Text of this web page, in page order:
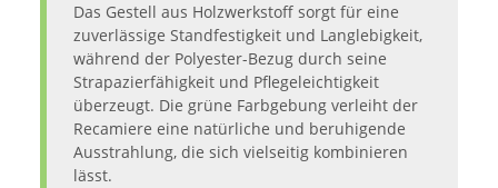
Das Gestell aus Holzwerkstoff sorgt für eine
zuverlässige Standfestigkeit und Langlebigkeit,
während der Polyester-Bezug durch seine
Strapazierfähigkeit und Pflegeleichtigkeit
überzeugt. Die grüne Farbgebung verleiht der
Recamiere eine natürliche und beruhigende
Ausstrahlung, die sich vielseitig kombinieren
lässt.